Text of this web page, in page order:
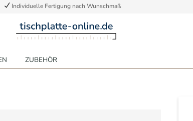
Individuelle Fertigung nach Wunschmaß
ZUBEHÖR